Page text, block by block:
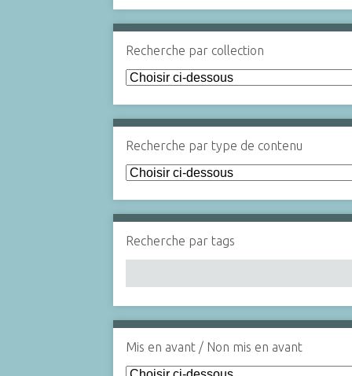
Recherche par collection
Recherche par type de contenu
Recherche par tags
Mis en avant / Non mis en avant